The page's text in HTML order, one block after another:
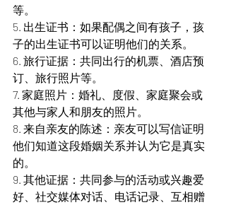
等。
5. 出生证书：如果配偶之间有孩子，孩
子的出生证书可以证明他们的关系。
6. 旅行证据：共同出行的机票、酒店预
订、旅行照片等。
7. 家庭照片：婚礼、度假、家庭聚会或
其他与家人和朋友的照片。
8. 来自亲友的陈述：亲友可以写信证明
他们知道这段婚姻关系并认为它是真实
的。
9. 其他证据：共同参与的活动或兴趣爱
好、社交媒体对话、电话记录、互相赠